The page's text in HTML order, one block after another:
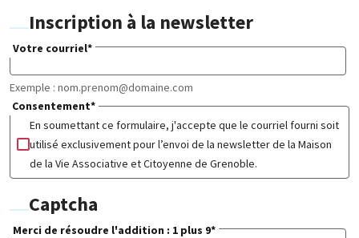
Inscription à la newsletter
Votre courriel*
Exemple : nom.prenom@domaine.com
Consentement*
En soumettant ce formulaire, j'accepte que le courriel fourni soit
utilisé exclusivement pour l’envoi de la newsletter de la Maison
de la Vie Associative et Citoyenne de Grenoble.
Captcha
Merci de résoudre l'addition : 1 plus 9*